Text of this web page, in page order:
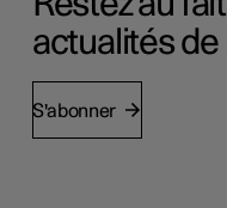
actualités de
S'abonner